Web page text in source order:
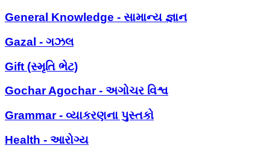
General Knowledge - સામાન્ય જ્ઞાન
Gazal - ગઝલ
Gift (સ્મૃતિ ભેટ)
Gochar Agochar - અગોચર વિશ્વ
Grammar - વ્યાકરણના પુસ્તકો
Health - આરોગ્ય